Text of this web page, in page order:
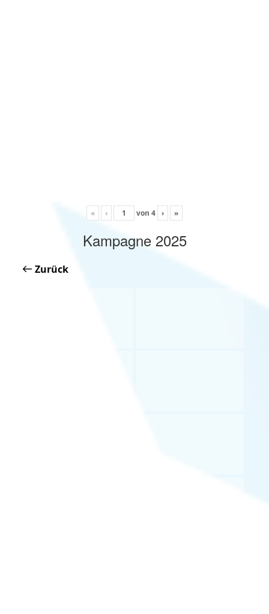
« ‹ von 4 › »
Kampagne 2025
Zurück